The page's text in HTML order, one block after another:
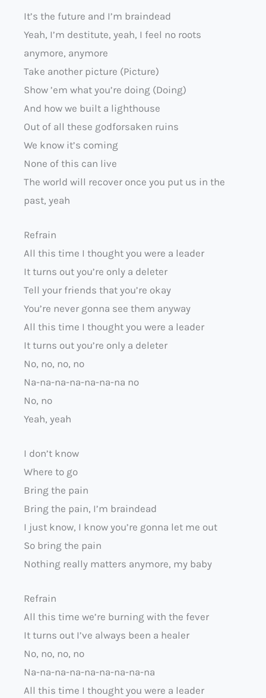
It’s the future and I’m braindead
Yeah, I’m destitute, yeah, I feel no roots
anymore, anymore
Take another picture (Picture)
Show ’em what you’re doing (Doing)
And how we built a lighthouse
Out of all these godforsaken ruins
We know it’s coming
None of this can live
The world will recover once you put us in the
past, yeah
Refrain
All this time I thought you were a leader
It turns out you’re only a deleter
Tell your friends that you’re okay
You’re never gonna see them anyway
All this time I thought you were a leader
It turns out you’re only a deleter
No, no, no, no
Na-na-na-na-na-na-na no
No, no
Yeah, yeah
I don’t know
Where to go
Bring the pain
Bring the pain, I’m braindead
I just know, I know you’re gonna let me out
So bring the pain
Nothing really matters anymore, my baby
Refrain
All this time we’re burning with the fever
It turns out I’ve always been a healer
No, no, no, no
Na-na-na-na-na-na-na-na-na
All this time I thought you were a leader